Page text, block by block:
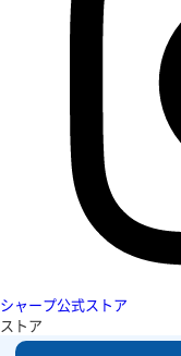
シャープ公式ストア
ストア